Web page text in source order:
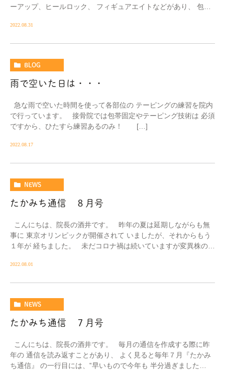
ーアップ、ヒールロック、 フィギュアエイトなどがあり、 包帯
2022.08.31
BLOG
雨で空いた日は・・・
急な雨で空いた時間を使って各部位の テーピングの練習を院内
で行っています。 接骨院では包帯固定やテーピング技術は 必須
ですから、ひたすら練習あるのみ！ […]
2022.08.17
NEWS
たかみち通信 ８月号
こんにちは、院長の酒井です。 昨年の夏は延期しながらも無
事に 東京オリンピックが開催されて いましたが、それからもう
１年が 経ちました。 未だコロナ禍は続いていますが変異株の
2022.08.01
NEWS
たかみち通信 ７月号
こんにちは、院長の酒井です。 毎月の通信を作成する際に昨
年の 通信を読み返すことがあり、 よく見ると毎年７月『たかみ
ち通信』 の一行目には、‟早いもので今年も 半分過ぎました